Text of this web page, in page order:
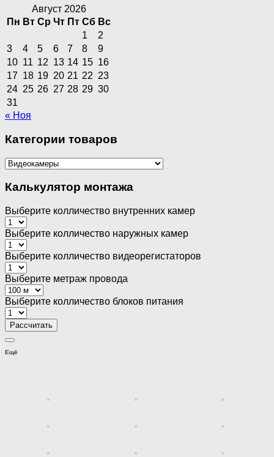
Август 2026
Пн Вт Ср Чт Пт Сб Вс
1
2
3
4 5 6 7 8
9
10 11 12 13 14 15 16
17 18 19 20 21 22 23
24 25 26 27 28 29 30
31
« Ноя
Категории товаров
Калькулятор монтажа
Выберите колличество внутренних камер
Выберите колличество наружных камер
Выберите колличество видеорегистаторов
Выберите метраж провода
Выберите колличество блоков питания
Ещё